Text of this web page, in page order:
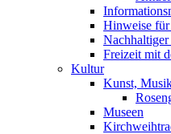
Hinweise
Freizeit mit
Kultur
Kunst,
Museen